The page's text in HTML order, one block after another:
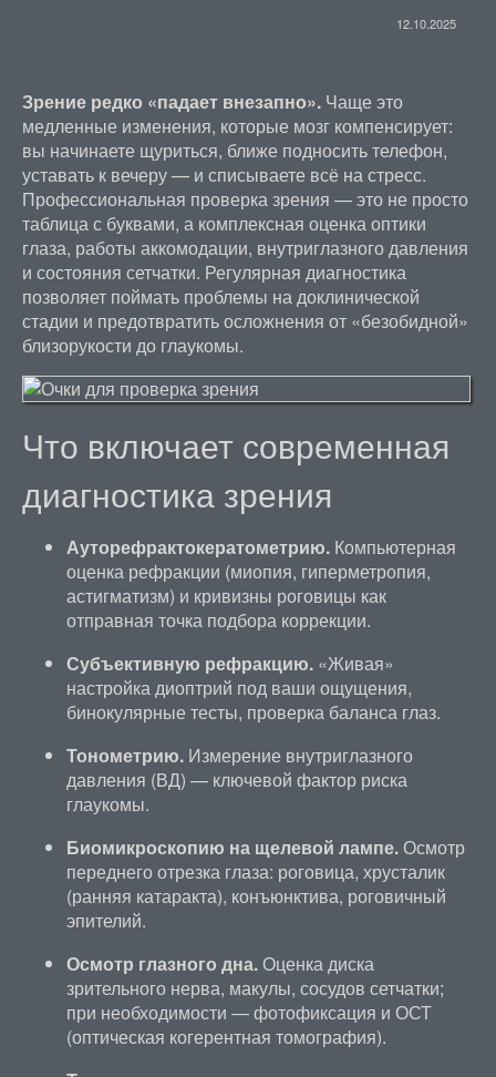
12.10.2025
Зрение редко «падает внезапно».Чаще это
медленные изменения, которые мозг компенсирует:
вы начинаете щуриться, ближе подносить телефон,
уставать к вечеру — и списываете всё на стресс.
Профессиональная проверка зрения — это не просто
таблица с буквами, а комплексная оценка оптики
глаза, работы аккомодации, внутриглазного давления
и состояния сетчатки. Регулярная диагностика
позволяет поймать проблемы на доклинической
стадии и предотвратить осложнения от «безобидной»
близорукости до глаукомы.
Что включает современная
диагностика зрения
Ауторефрактокератометрию.Компьютерная
оценка рефракции (миопия, гиперметропия,
астигматизм) и кривизны роговицы как
отправная точка подбора коррекции.
Субъективную рефракцию.«Живая»
настройка диоптрий под ваши ощущения,
бинокулярные тесты, проверка баланса глаз.
Тонометрию.Измерение внутриглазного
давления (ВД) — ключевой фактор риска
глаукомы.
Биомикроскопию на щелевой лампе.Осмотр
переднего отрезка глаза: роговица, хрусталик
(ранняя катаракта), конъюнктива, роговичный
эпителий.
Осмотр глазного дна.Оценка диска
зрительного нерва, макулы, сосудов сетчатки;
при необходимости — фотофиксация и ОСТ
(оптическая когерентная томография).